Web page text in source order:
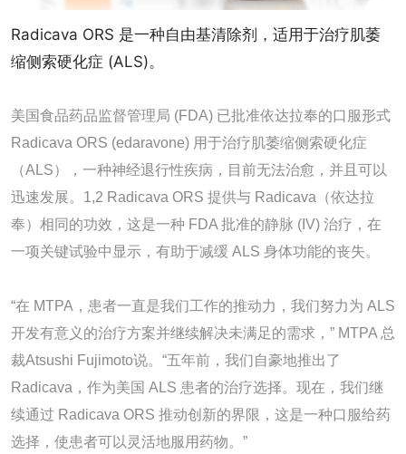
Radicava ORS 是一种自由基清除剂，适用于治疗肌萎
缩侧索硬化症 (ALS)。
美国食品药品监督管理局 (FDA) 已批准依达拉奉的口服形式
Radicava ORS (edaravone) 用于治疗肌萎缩侧索硬化症
（ALS），一种神经退行性疾病，目前无法治愈，并且可以
迅速发展。1,2 Radicava ORS 提供与 Radicava（依达拉
奉）相同的功效，这是一种 FDA 批准的静脉 (IV) 治疗，在
一项关键试验中显示，有助于减缓 ALS 身体功能的丧失。
“在 MTPA，患者一直是我们工作的推动力，我们努力为 ALS
开发有意义的治疗方案并继续解决未满足的需求，” MTPA 总
裁Atsushi Fujimoto说。“五年前，我们自豪地推出了
Radicava，作为美国 ALS 患者的治疗选择。现在，我们继
续通过 Radicava ORS 推动创新的界限，这是一种口服给药
选择，使患者可以灵活地服用药物。”